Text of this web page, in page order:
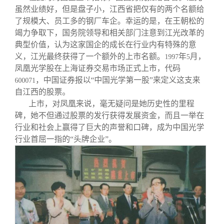
虽然业绩好，但是盘子小，江西省把仅有的两个名额给
了规模大、员工多的钢厂车企。幸运的是，在王朝松的
竭力争取下，国务院领导和相关部门注意到江光改革的
典型价值，认为这家国企的成长在行业内有特殊的意
义，江光最终获得了一个额外的上市名额。
1997年5月，
凤凰光学股在上海证券交易市场正式上市，代码
600071 ，中国证券报以“中国光学第一股”来定义这支来
自江西的股票。
上市，对凤凰来说，毫无疑问是她历史性的里程
碑，她不但通过股票的发行获得发展资金，而且一举在
行业和社会上赢得了巨大的声誉和口碑，成为中国光学
行业首屈一指的“头牌企业”。